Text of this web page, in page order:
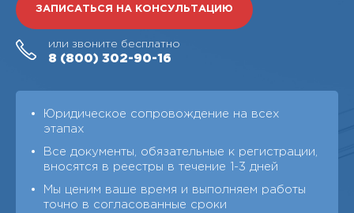
ЗАПИСАТЬСЯ НА КОНСУЛЬТАЦИЮ
или звоните бесплатно
8 (800) 302-90-16
Юридическое сопровождение на всех
этапах
Все документы, обязательные к регистрации,
вносятся в реестры в течение 1-3 дней
Мы ценим ваше время и выполняем работы
точно в согласованные сроки